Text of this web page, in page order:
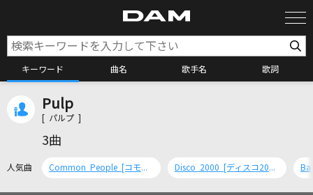
キーワード 曲名 歌手名 歌詞
Pulp
[ パルプ ]
3曲
人気曲 Common People [コモン・ピープル] Disco 2000 [ディスコ2000]